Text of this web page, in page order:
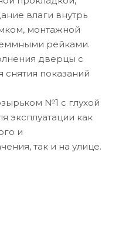
влаги внутрь
монтажной
рейками.
дверцы с
показаний
№1 с глухой
эксплуатации как
и
так и на улице.